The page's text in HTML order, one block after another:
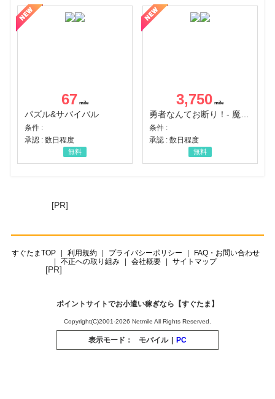
67
パズル&サバイバル
条件 :
承認 : 数日程度
無料
3,750
条件 :
承認 : 数日程度
無料
[PR]
すぐたまTOP 利用規約 プライバシーポリシー
FAQ・お問い合わせ
不正への取り組み
会社概要 サイトマップ
[PR]
ポイントサイトでお小遣い稼ぎなら【すぐたま】
Copyright(C)2001-2026 Netmile All Rights Reserved.
表示モード： モバイル | PC